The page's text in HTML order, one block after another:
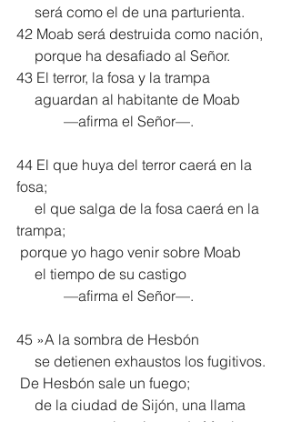
     será como el de una parturienta.
42 Moab será destruida como nación,
     porque ha desafiado al Señor.
43 El terror, la fosa y la trampa
     aguardan al habitante de Moab
             —afirma el Señor—.
44 El que huya del terror caerá en la
fosa;
trampa;
porque yo hago venir sobre Moab
     el tiempo de su castigo
             —afirma el Señor—.
45 »A la sombra de Hesbón
     se detienen exhaustos los fugitivos.
De Hesbón sale un fuego;
     de la ciudad de Sijón, una llama